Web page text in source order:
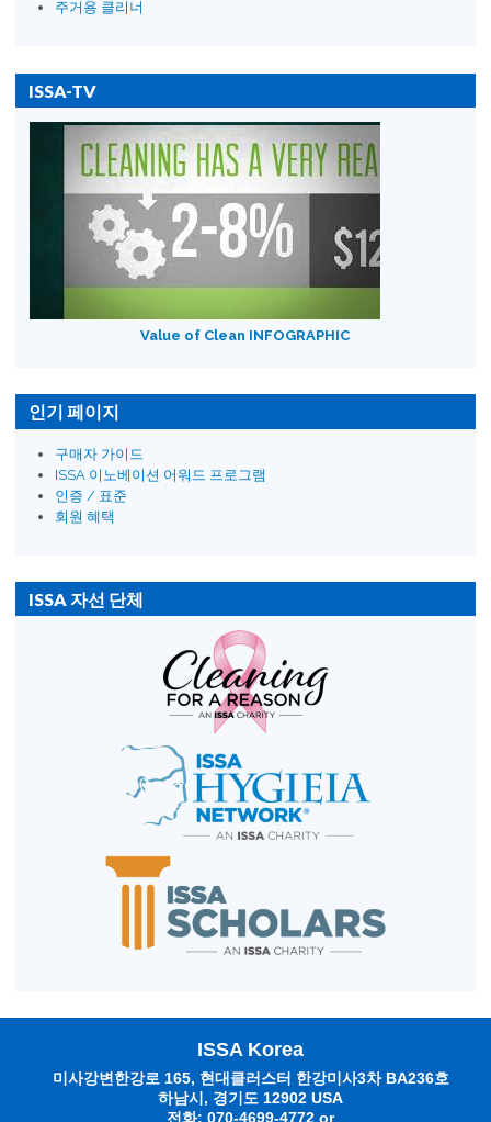
주거용 클리너
ISSA-TV
Value of Clean INFOGRAPHIC
인기 페이지
구매자 가이드
ISSA 이노베이션 어워드 프로그램
인증 / 표준
회원 혜택
ISSA 자선 단체
ISSA Korea
미사강변한강로 165, 현대클러스터 한강미사3차 BA236호
하남시, 경기도 12902 USA
전화: 070-4699-4772 or